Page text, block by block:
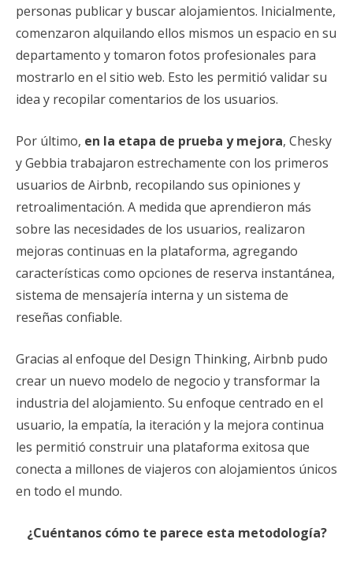
personas publicar y buscar alojamientos. Inicialmente,
comenzaron alquilando ellos mismos un espacio en su
departamento y tomaron fotos profesionales para
mostrarlo en el sitio web. Esto les permitió validar su
idea y recopilar comentarios de los usuarios.
Por último, en la etapa de prueba y mejora, Chesky
y Gebbia trabajaron estrechamente con los primeros
usuarios de Airbnb, recopilando sus opiniones y
retroalimentación. A medida que aprendieron más
sobre las necesidades de los usuarios, realizaron
mejoras continuas en la plataforma, agregando
características como opciones de reserva instantánea,
sistema de mensajería interna y un sistema de
reseñas confiable.
Gracias al enfoque del Design Thinking, Airbnb pudo
crear un nuevo modelo de negocio y transformar la
industria del alojamiento. Su enfoque centrado en el
usuario, la empatía, la iteración y la mejora continua
les permitió construir una plataforma exitosa que
conecta a millones de viajeros con alojamientos únicos
en todo el mundo.
¿Cuéntanos cómo te parece esta metodología?